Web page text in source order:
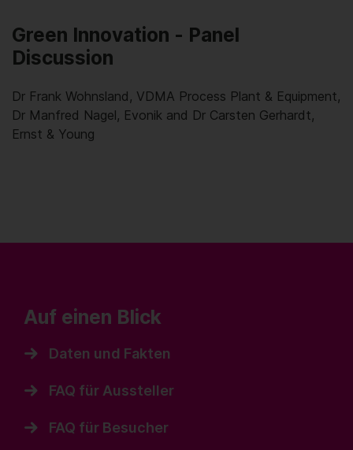
Green Innovation - Panel
Discussion
Dr Frank Wohnsland, VDMA Process Plant & Equipment,
Dr Manfred Nagel, Evonik and Dr Carsten Gerhardt,
Ernst & Young
Auf einen Blick
Daten und Fakten
FAQ für Aussteller
FAQ für Besucher